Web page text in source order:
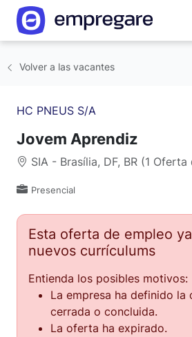
Volver a las vacantes
HC PNEUS S/A
Jovem Aprendiz
SIA - Brasília, DF, BR (1
Presencial
Esta oferta de empleo
nuevos currículums
Entienda los posibles motivos:
La empresa ha definido la
cerrada o concluida.
La oferta ha expirado.